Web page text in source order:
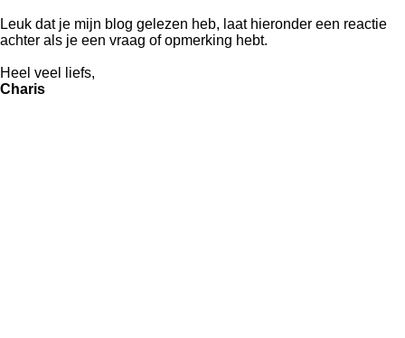
Leuk dat je mijn blog gelezen heb, laat hieronder een reactie
achter als je een vraag of opmerking hebt.
Heel veel liefs,
Charis